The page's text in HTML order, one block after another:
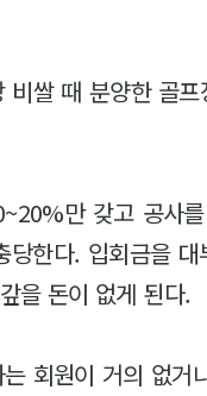
쌀 때 분양한 골
만 갖고 공사
한다. 입회금을
을 돈이 없게 된다.
회원이 거의 없거